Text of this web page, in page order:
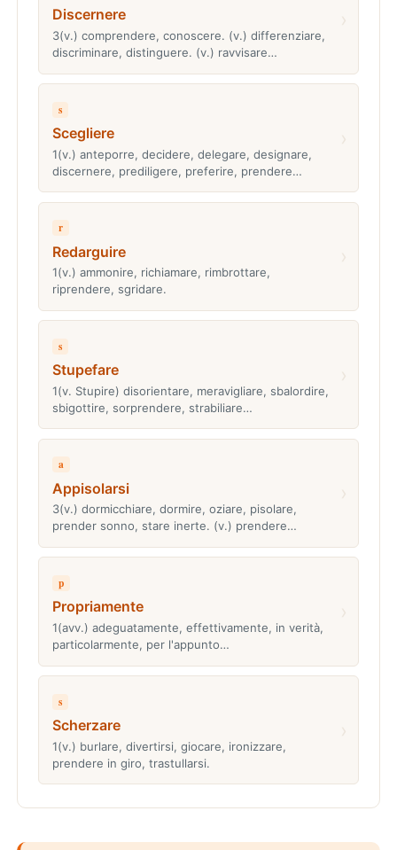
Discernere
3(v.) comprendere, conoscere. (v.) differenziare,
discriminare, distinguere. (v.) ravvisare…
s
Scegliere
1(v.) anteporre, decidere, delegare, designare,
discernere, prediligere, preferire, prendere…
r
Redarguire
1(v.) ammonire, richiamare, rimbrottare,
riprendere, sgridare.
s
Stupefare
1(v. Stupire) disorientare, meravigliare, sbalordire,
sbigottire, sorprendere, strabiliare…
a
Appisolarsi
3(v.) dormicchiare, dormire, oziare, pisolare,
prender sonno, stare inerte. (v.) prendere…
p
Propriamente
1(avv.) adeguatamente, effettivamente, in verità,
particolarmente, per l'appunto…
s
Scherzare
1(v.) burlare, divertirsi, giocare, ironizzare,
prendere in giro, trastullarsi.